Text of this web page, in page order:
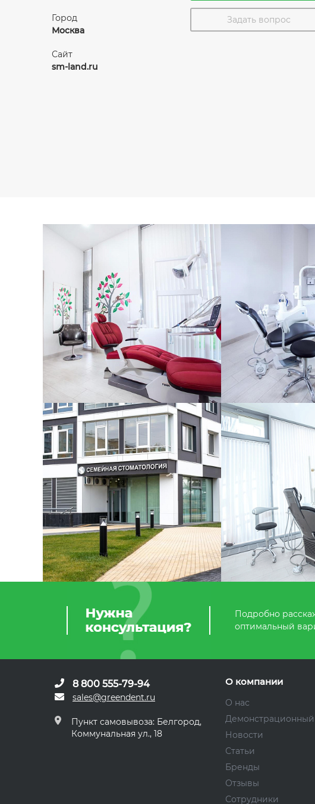
Город
Москва
Сайт
sm-land.ru
Задать вопрос
Подробно
оптимальный
8 800 555-79-94
sales@greendent.ru
Пункт самовывоза: Белгород,
Коммунальная ул., 18
О компании
О нас
Демонстрационный
Новости
Статьи
Бренды
Отзывы
Сотрудники